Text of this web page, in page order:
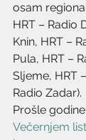
osam
HRT – Radio
Knin, HRT –
Pula, HRT –
Sljeme, HRT
Radio Zadar).
Prošle
Večernjem